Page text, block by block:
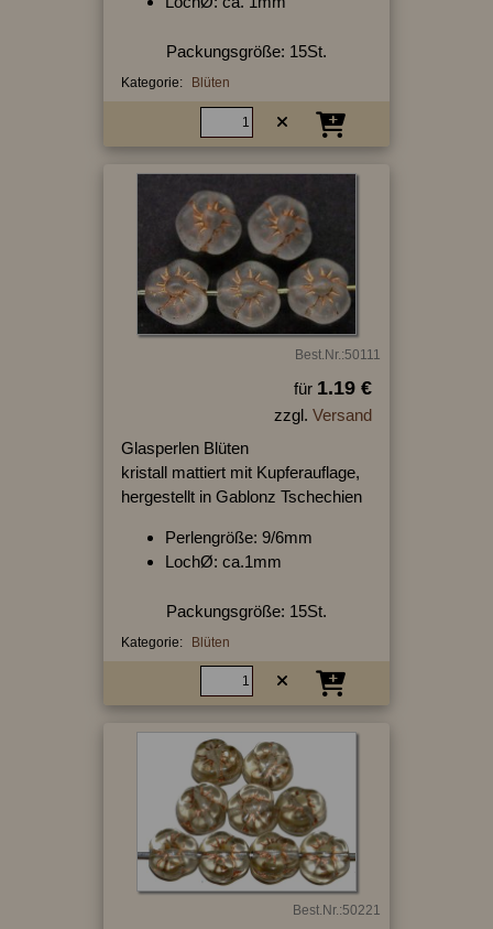
Packungsgröße: 15St.
Kategorie: Blüten
Best.Nr.:50111
für 1.19 €
zzgl. Versand
Glasperlen Blüten
kristall mattiert mit Kupferauflage,
hergestellt in Gablonz Tschechien
Perlengröße: 9/6mm
LochØ: ca.1mm
Packungsgröße: 15St.
Kategorie: Blüten
Best.Nr.:50221